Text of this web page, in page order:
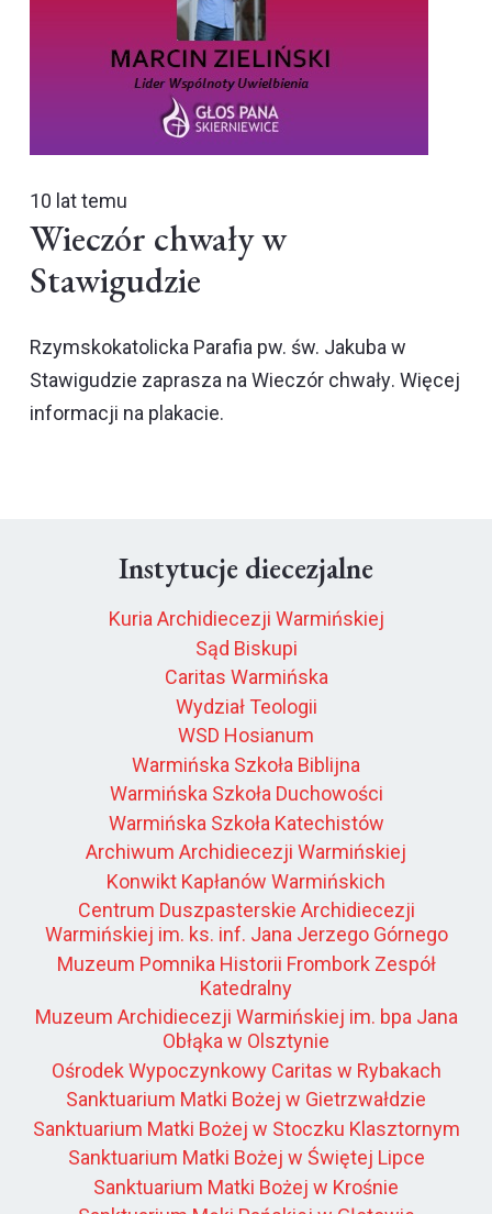
10 lat temu
Wieczór chwały w
Stawigudzie
Rzymskokatolicka Parafia pw. św. Jakuba w
Stawigudzie zaprasza na Wieczór chwały. Więcej
informacji na plakacie.
Instytucje diecezjalne
Kuria Archidiecezji Warmińskiej
Sąd Biskupi
Caritas Warmińska
Wydział Teologii
WSD Hosianum
Warmińska Szkoła Biblijna
Warmińska Szkoła Duchowości
Warmińska Szkoła Katechistów
Archiwum Archidiecezji Warmińskiej
Konwikt Kapłanów Warmińskich
Centrum Duszpasterskie Archidiecezji
Warmińskiej im. ks. inf. Jana Jerzego Górnego
Muzeum Pomnika Historii Frombork Zespół
Katedralny
Muzeum Archidiecezji Warmińskiej im. bpa Jana
Obłąka w Olsztynie
Ośrodek Wypoczynkowy Caritas w Rybakach
Sanktuarium Matki Bożej w Gietrzwałdzie
Sanktuarium Matki Bożej w Stoczku Klasztornym
Sanktuarium Matki Bożej w Świętej Lipce
Sanktuarium Matki Bożej w Krośnie